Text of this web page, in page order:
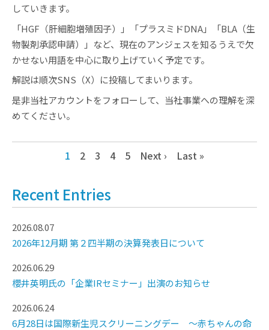
していきます。
「HGF（肝細胞増殖因子）」「プラスミドDNA」「BLA（生
物製剤承認申請）」など、現在のアンジェスを知るうえで欠
かせない用語を中心に取り上げていく予定です。
解説は順次SNS（X）に投稿してまいります。
是非当社アカウントをフォローして、当社事業への理解を深
めてください。
1 2 3 4 5 Next › Last »
Recent Entries
2026.08.07
2026年12月期 第２四半期の決算発表日について
2026.06.29
櫻井英明氏の「企業IRセミナー」出演のお知らせ
2026.06.24
6月28日は国際新生児スクリーニングデー ～赤ちゃんの命